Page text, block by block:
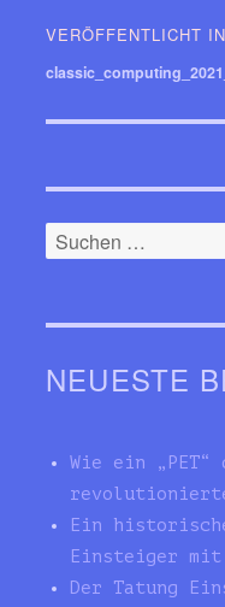
VERÖFFENTLICHT IN
Suchen
NEUESTE
Wie ein „PET“
Ein
Einsteiger mit
Der Tatung